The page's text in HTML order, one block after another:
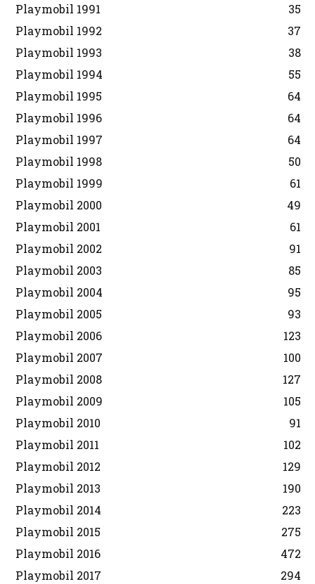
Playmobil 1991
35
Playmobil 1992
37
Playmobil 1993
38
Playmobil 1994
55
Playmobil 1995
64
Playmobil 1996
64
Playmobil 1997
64
Playmobil 1998
50
Playmobil 1999
61
Playmobil 2000
49
Playmobil 2001
61
Playmobil 2002
91
Playmobil 2003
85
Playmobil 2004
95
Playmobil 2005
93
Playmobil 2006
123
Playmobil 2007
100
Playmobil 2008
127
Playmobil 2009
105
Playmobil 2010
91
Playmobil 2011
102
Playmobil 2012
129
Playmobil 2013
190
Playmobil 2014
223
Playmobil 2015
275
Playmobil 2016
472
Playmobil 2017
294